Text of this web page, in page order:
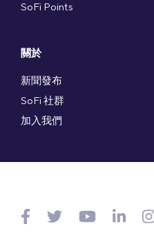
SoFi Points
關於
新聞發布
SoFi 社群
加入我們